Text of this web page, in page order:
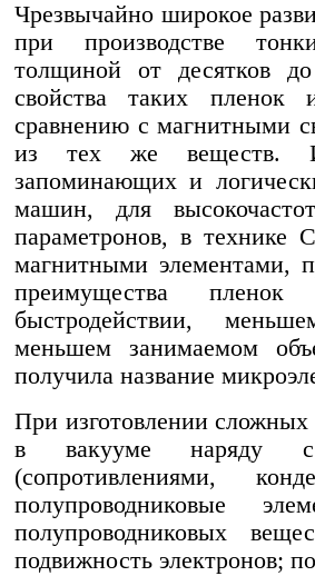
Чрезвычайно широкое
при производстве
толщиной от десятков
свойства таких пленок
сравнению с магнитными
из тех же веществ.
запоминающих и
машин, для
параметронов, в
магнитными элементами,
преимущества
быстродействии,
меньшем занимаемом
получила название
При изготовлении
в вакууме наряду с
(сопротивлениями,
полупроводниковые
полупроводниковых
подвижность электронов;